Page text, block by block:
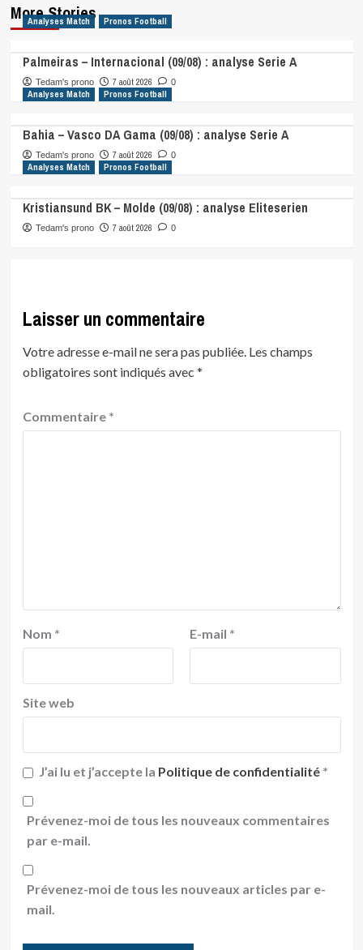
More Stories
Analyses Match Pronos Football
Palmeiras – Internacional (09/08) : analyse Serie A
Tedam's prono 7 août 2026 0
Analyses Match Pronos Football
Bahia – Vasco DA Gama (09/08) : analyse Serie A
Tedam's prono 7 août 2026 0
Analyses Match Pronos Football
Kristiansund BK – Molde (09/08) : analyse Eliteserien
Tedam's prono 7 août 2026 0
Laisser un commentaire
Votre adresse e-mail ne sera pas publiée. Les champs
obligatoires sont indiqués avec *
Commentaire *
Nom * E-mail *
Site web
J’ai lu et j’accepte la Politique de confidentialité *
Prévenez-moi de tous les nouveaux commentaires
par e-mail.
Prévenez-moi de tous les nouveaux articles par e-
mail.